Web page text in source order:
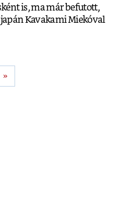
is, ma már befutott,
Kavakami Miekóval
»